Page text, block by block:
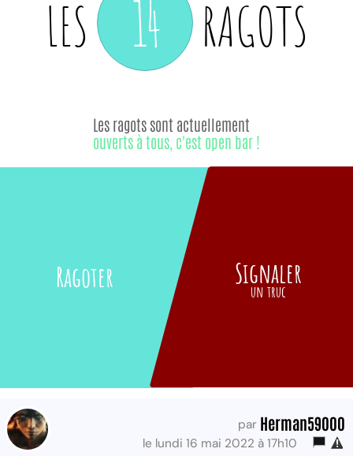
LES 14 RAGOTS
Ragoter
Les ragots sont actuellement
ouverts à tous, c'est open bar !
Signaler
un truc
par Herman59000
le lundi 16 mai 2022 à 17h10